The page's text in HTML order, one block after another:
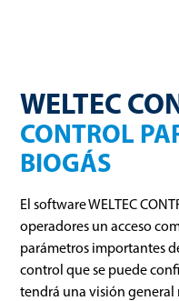
WELTEC
CONTROL
BIOGÁS
El software WELTEC
operadores un acceso
parámetros importantes
control que se puede
tendrá una visión general